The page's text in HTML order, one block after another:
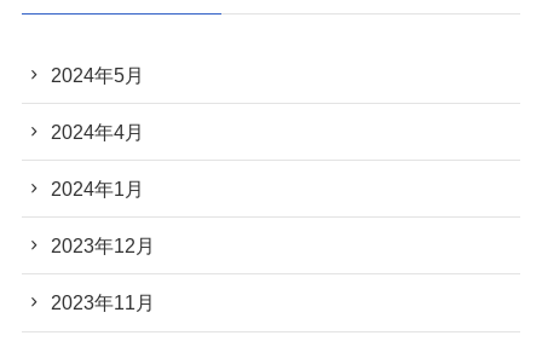
2024年5月
2024年4月
2024年1月
2023年12月
2023年11月